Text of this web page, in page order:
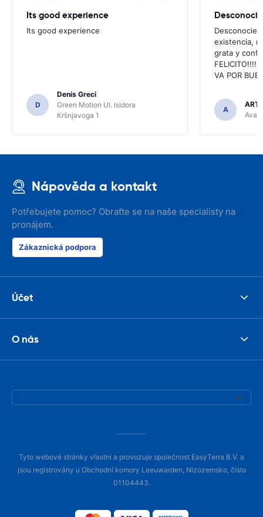
Its good experience
Its good experience
D
Denis Greci
Green Motion Ul. Isidora
Kršnjavoga 1
existencia,
grata y
FELICITO!!!!,
VA POR
A
Nápověda a kontakt
Potřebujete pomoc? Obraťte se na naše specialisty na
pronájem.
Zákaznická podpora
Účet
O nás
Tyto webové stránky vlastní a provozuje společnost EasyTerra B.V. a
jsou registrovány u Obchodní komory Leeuwarden, Nizozemsko, číslo
01104443.